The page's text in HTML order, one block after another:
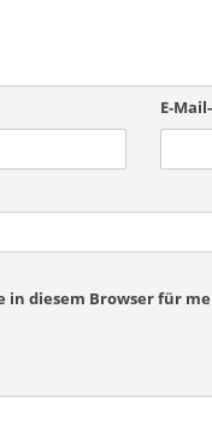
E-
in diesem Browser für